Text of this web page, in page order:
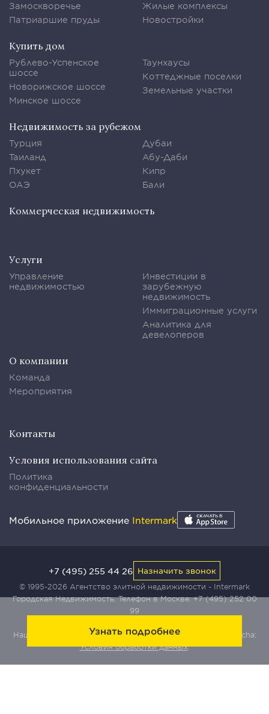
Узнать подробнее
Замоскворечье
Патриаршие пруды
Жилые комплексы
Новостройки
Купить дом
Рублево-Успенское
шоссе
Новорижское шоссе
Минское шоссе
Таунхаусы
Коттеджные поселки
Земельные участки
Недвижимость за рубежом
Турция
Таиланд
Пхукет
ОАЭ
Дубаи
Абу-Даби
Кипр
Бали
Коммерческая недвижимость
Услуги
Управление
недвижимостью
Инвестиции в
зарубежную
недвижимость
Иммиграционные услуги
Аналитика для
девелоперов
О компании
Команда
Мероприятия
Контакты
Условия использования сайта
Политика
конфиденциальности
Мобильное приложение Intermark
© 1995-2026 Агентство элитной недвижимости - Intermark
Городская Недвижимость. Телефон в Москве:+7 (495) 252 00
99
Наш сайт защищен с помощью сервиса Yandex SmartCaptcha:
Условия обработки данных.
+7 (495) 255 44 26 Назначить звонок